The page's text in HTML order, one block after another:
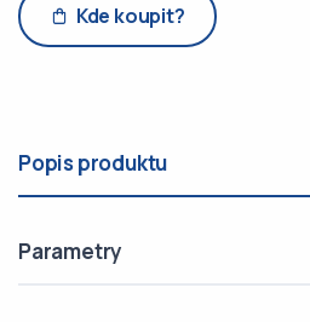
Kde koupit?
Popis produktu
Parametry